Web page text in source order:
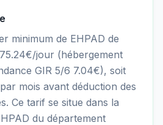
minimum de EHPAD de
jour (hébergement
GIR 5/6 7.04€), soit
mois avant déduction des
Ce tarif se situe dans la
du département